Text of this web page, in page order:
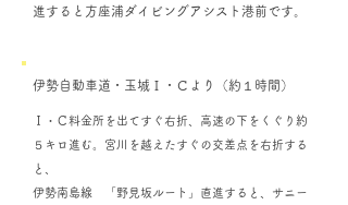
進すると方座浦ダイビングアシスト港前です。
伊勢自動車道・玉城Ｉ・Ｃより（約１時間）
Ｉ・Ｃ料金所を出てすぐ右折、高速の下をくぐり約
５キロ進む。宮川を越えたすぐの交差点を右折する
と、
伊勢南島線 「野見坂ルート」直進すると、サニー